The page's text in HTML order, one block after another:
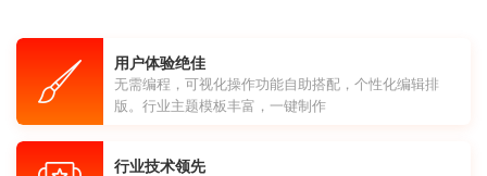
用户体验绝佳
无需编程，可视化操作功能自助搭配，个性化编辑排
版。行业主题模板丰富，一键制作
行业技术领先